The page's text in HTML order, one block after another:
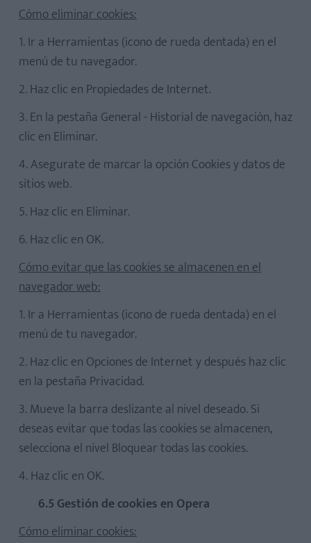
Cómo eliminar cookies:
1. Ir a Herramientas (icono de rueda dentada) en el
menú de tu navegador.
2. Haz clic en Propiedades de Internet.
3. En la pestaña General - Historial de navegación, haz
clic en Eliminar.
4. Asegurate de marcar la opción Cookies y datos de
sitios web.
5. Haz clic en Eliminar.
6. Haz clic en OK.
Cómo evitar que las cookies se almacenen en el
navegador web:
1. Ir a Herramientas (icono de rueda dentada) en el
menú de tu navegador.
2. Haz clic en Opciones de Internet y después haz clic
en la pestaña Privacidad.
3. Mueve la barra deslizante al nivel deseado. Si
deseas evitar que todas las cookies se almacenen,
selecciona el nivel Bloquear todas las cookies.
4. Haz clic en OK.
6.5 Gestión de cookies en Opera
Cómo eliminar cookies: